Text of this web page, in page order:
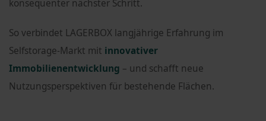
konsequenter nächster Schritt.
So verbindet LAGERBOX langjährige Erfahrung im
Selfstorage-Markt mit innovativer
Immobilienentwicklung – und schafft neue
Nutzungsperspektiven für bestehende Flächen.